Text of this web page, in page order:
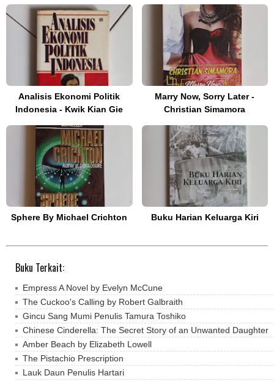
Analisis Ekonomi Politik
Indonesia - Kwik Kian Gie
Marry Now, Sorry Later -
Christian Simamora
Sphere By Michael Crichton Buku Harian Keluarga Kiri
Buku Terkait:
Empress A Novel by Evelyn McCune
The Cuckoo's Calling by Robert Galbraith
Gincu Sang Mumi Penulis Tamura Toshiko
Chinese Cinderella: The Secret Story of an Unwanted Daughter
Amber Beach by Elizabeth Lowell
The Pistachio Prescription
Lauk Daun Penulis Hartari